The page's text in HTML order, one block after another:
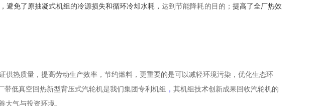
避免了原抽凝式机组的冷源损失和循环冷却水耗，达到节能降耗的目的； 提高了全厂热效
供热质量，提高劳动生产效率，节约燃料，更重要的是可以减轻环境污染，优化生态环
低真空回热新型背压式汽轮机是我们集团专利机组 ， 其机组技术创新成果回收汽轮机的
气与投资环境。